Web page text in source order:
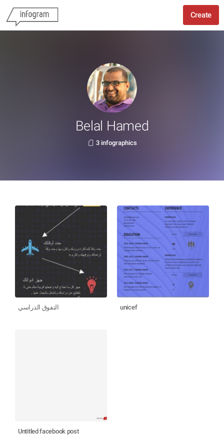
Create
Belal Hamed
3 infographics
التفوق الدراسي unicef
Untitled facebook post